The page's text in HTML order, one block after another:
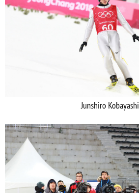
Junshiro Kobayashi